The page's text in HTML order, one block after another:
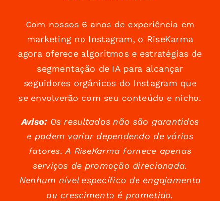
Com nossos 6 anos de experiência em
marketing no Instagram, o RiseKarma
agora oferece algoritmos e estratégias de
segmentação de IA para alcançar
seguidores orgânicos do Instagram que
se envolverão com seu conteúdo e nicho.
Aviso:Os resultados não são garantidos
e podem variar dependendo de vários
fatores. A RiseKarma fornece apenas
serviços de promoção direcionada.
Nenhum nível específico de engajamento
ou crescimento é prometido.